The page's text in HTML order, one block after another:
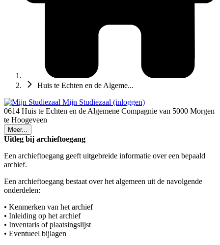
Huis te Echten en de Algeme...
Mijn Studiezaal (inloggen)
0614 Huis te Echten en de Algemene Compagnie van 5000 Morgen
te Hoogeveen
Meer...
Uitleg bij archieftoegang
Een archieftoegang geeft uitgebreide informatie over een bepaald
archief.
Een archieftoegang bestaat over het algemeen uit de navolgende
onderdelen:
• Kenmerken van het archief
• Inleiding op het archief
• Inventaris of plaatsingslijst
• Eventueel bijlagen